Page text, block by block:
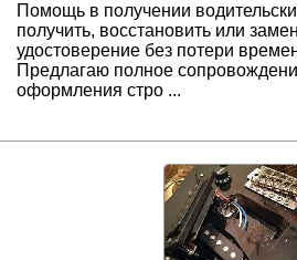
Помощь в получении
получить, восстановить или
удостоверение без потери
Предлагаю полное
оформления стро ...